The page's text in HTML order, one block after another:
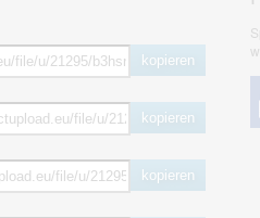
kopieren
kopieren
kopieren